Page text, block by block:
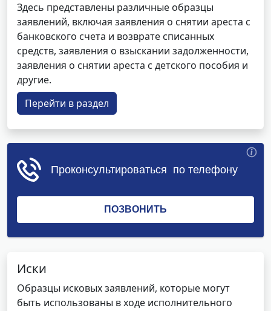
Здесь представлены различные образцы
заявлений, включая заявления о снятии ареста с
банковского счета и возврате списанных
средств, заявления о взыскании задолженности,
заявления о снятии ареста с детского пособия и
другие.
Перейти в раздел
Иски
Образцы исковых заявлений, которые могут
быть использованы в ходе исполнительного